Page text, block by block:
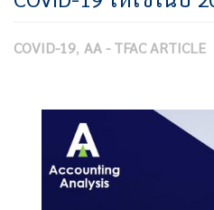
COVID-19 AA - TFAC ARTICLE